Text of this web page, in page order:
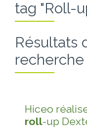
tag "Roll-
Résultats
recherche
Hiceo
roll-up